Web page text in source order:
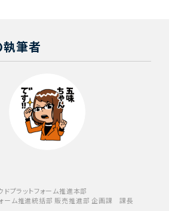
執筆者
プラットフォーム推進本部
ォーム推進統括部 販売推進部 企画課 課長